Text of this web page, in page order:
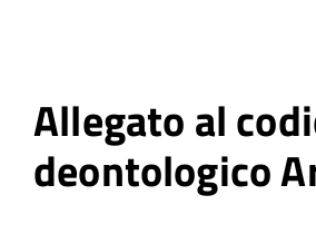
Allegato al
deontologico